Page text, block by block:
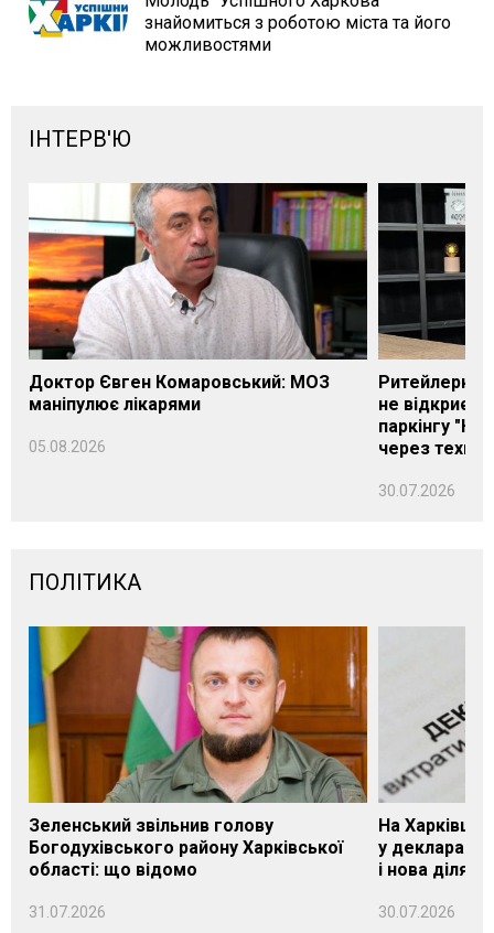
знайомиться з роботою міста та його
можливостями
ІНТЕРВ'Ю
Доктор Євген Комаровський: МОЗ
маніпулює лікарями
05.08.2026
Ритейлерка
не
паркінгу
через
30.07.2026
ПОЛІТИКА
Зеленський звільнив голову
Богодухівського району Харківської
області: що відомо
31.07.2026
На
у декларації
і нова
30.07.2026